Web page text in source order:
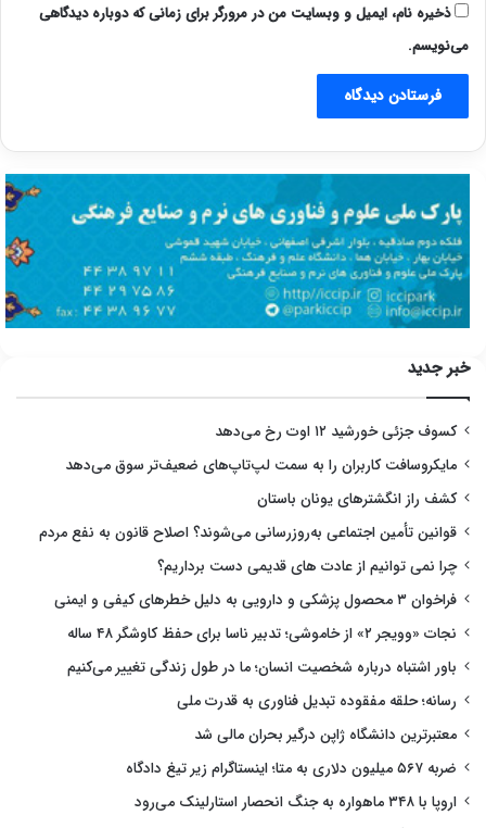
ذخیره نام، ایمیل و وبسایت من در مرورگر برای زمانی که دوباره دیدگاهی
می‌نویسم.
خبر جدید
کسوف جزئی خورشید ۱۲ اوت رخ می‌دهد
مایکروسافت کاربران را به سمت لپ‌تاپ‌های ضعیف‌تر سوق می‌دهد
کشف راز انگشترهای یونان باستان
قوانین تأمین اجتماعی به‌روزرسانی می‌شوند؟ اصلاح قانون به نفع مردم
چرا نمی توانیم از عادت های قدیمی دست برداریم؟
فراخوان ۳ محصول پزشکی و دارویی به دلیل خطرهای کیفی و ایمنی
نجات «وویجر ۲» از خاموشی؛ تدبیر ناسا برای حفظ کاوشگر ۴۸ ساله
باور اشتباه درباره شخصیت انسان؛ ما در طول زندگی تغییر می‌کنیم
رسانه؛ حلقه مفقوده تبدیل فناوری به قدرت ملی
معتبرترین دانشگاه ژاپن درگیر بحران مالی شد
ضربه ۵۶۷ میلیون دلاری به متا؛ اینستاگرام زیر تیغ دادگاه
اروپا با ۳۴۸ ماهواره به جنگ انحصار استارلینک می‌رود